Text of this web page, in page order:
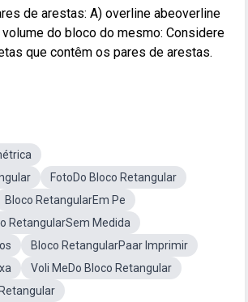
de arestas: A) overline abeoverline
do bloco do mesmo: Considere
que contêm os pares de arestas.
FotoDo Bloco Retangular
Bloco RetangularEm Pe
RetangularSem Medida
Bloco RetangularPaar Imprimir
Voli MeDo Bloco Retangular